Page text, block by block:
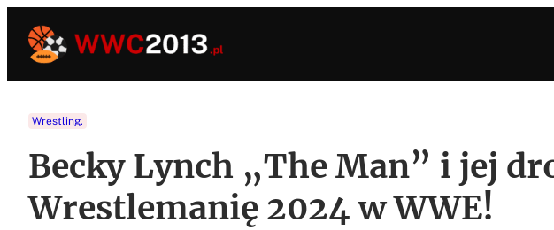
treści
Wrestling.
Becky Lynch „The Man” i jej
Wrestlemanię 2024 w WWE!